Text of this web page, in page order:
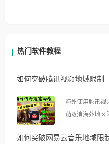
热门软件教程
如何突破腾讯视频地域限制
海外使用腾讯视
茄取消海外地区限制。 当在海外打开腾
示语。 海外用户如香港、澳门、台湾、美国、加拿
如何突破网易云音乐地域限